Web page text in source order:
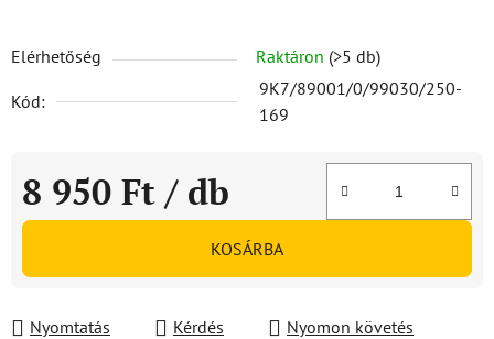
Elérhetőség Raktáron (>5 db)
Kód:
9K7/89001/0/99030/250-
169
8 950 Ft / db
Egységár:
KOSÁRBA
Nyomtatás Kérdés
Nyomon követés